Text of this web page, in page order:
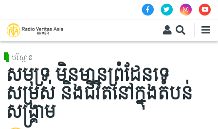
បរិស្ថាន
សមុទ្រ មិនមានព្រំដែនទេ
សម្រស់ និងជីវិតនៅក្នុងតំបន់
សង្រ្គាម